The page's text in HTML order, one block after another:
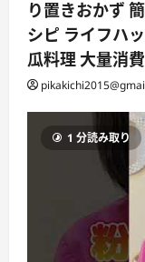
り置きおかず
シピ ライフハ
瓜料理 大量消
1 分読み取り